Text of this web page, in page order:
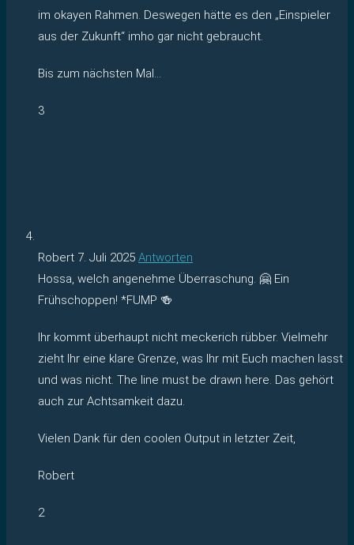
im okayen Rahmen. Deswegen hätte es den „Einspieler
aus der Zukunft“ imho gar nicht gebraucht.
Bis zum nächsten Mal…
3
Robert 7. Juli 2025 Antworten
Hossa, welch angenehme Überraschung. 🤗 Ein
Frühschoppen! *FUMP 🍻
Ihr kommt überhaupt nicht meckerich rübber. Vielmehr
zieht Ihr eine klare Grenze, was Ihr mit Euch machen lasst
und was nicht. The line must be drawn here. Das gehört
auch zur Achtsamkeit dazu.
Vielen Dank für den coolen Output in letzter Zeit,
Robert
2